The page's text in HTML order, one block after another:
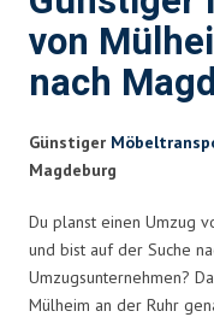
von
nach
Günstiger
Magdeburg
Du planst einen Umzug
und bist auf der Suche
Umzugsunternehmen?
Mülheim an der Ruhr